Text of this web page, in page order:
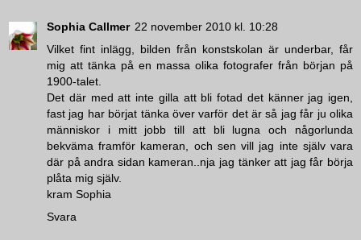
Sophia Callmer 22 november 2010 kl. 10:28
Vilket fint inlägg, bilden från konstskolan är underbar, får
mig att tänka på en massa olika fotografer från början på
1900-talet.
Det där med att inte gilla att bli fotad det känner jag igen,
fast jag har börjat tänka över varför det är så jag får ju olika
människor i mitt jobb till att bli lugna och någorlunda
bekväma framför kameran, och sen vill jag inte själv vara
där på andra sidan kameran..nja jag tänker att jag får börja
plåta mig själv.
kram Sophia
Svara